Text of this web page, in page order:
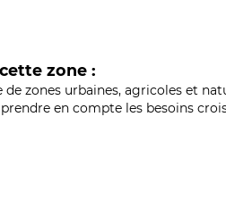
zone :
zones urbaines, agricoles et
en compte les besoins